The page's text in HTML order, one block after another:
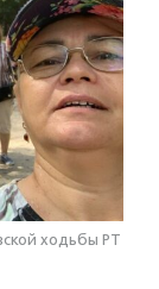
ходьбы РТ